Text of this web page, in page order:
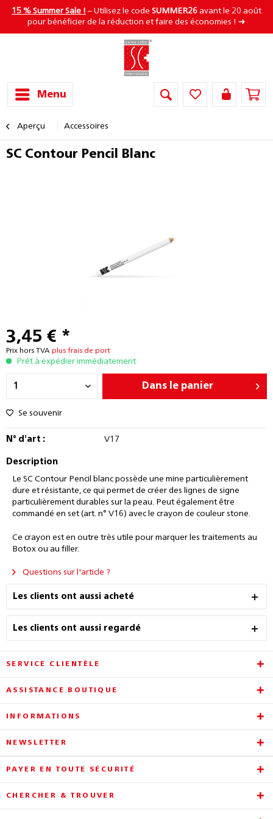
15 % Summer Sale ! – Utilisez le code SUMMER26 avant le 20 août
pour bénéficier de la réduction et faire des économies ! ➜
Menu
Aperçu Accessoires
SC Contour Pencil Blanc
3,45 € *
Prix hors TVA plus frais de port
Prêt à expédier immédiatement
Dans le panier
Se souvenir
N° d'art : V17
Description
Le SC Contour Pencil blanc possède une mine particulièrement
dure et résistante, ce qui permet de créer des lignes de signe
particulièrement durables sur la peau. Peut également être
commandé en set (art. n° V16) avec le crayon de couleur stone.
Ce crayon est en outre très utile pour marquer les traitements au
Botox ou au filler.
Questions sur l'article ?
Les clients ont aussi acheté
Les clients ont aussi regardé
SERVICE CLIENTÈLE
ASSISTANCE BOUTIQUE
INFORMATIONS
NEWSLETTER
PAYER EN TOUTE SÉCURITÉ
CHERCHER & TROUVER